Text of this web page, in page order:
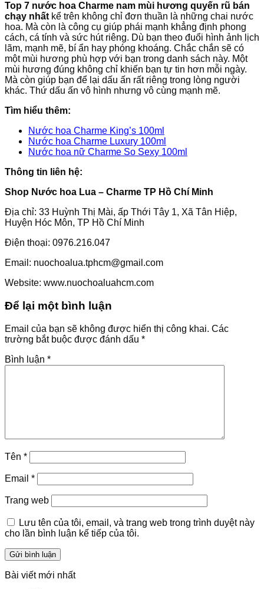
Top 7 nước hoa Charme nam mùi hương quyến rũ bán
chạy nhất kể trên không chỉ đơn thuần là những chai nước
hoa. Mà còn là công cụ giúp phái mạnh khẳng định phong
cách, cá tính và sức hút riêng. Dù bạn theo đuổi hình ảnh lịch
lãm, mạnh mẽ, bí ẩn hay phóng khoáng. Chắc chắn sẽ có
một mùi hương phù hợp với bạn trong danh sách này. Một
mùi hương đúng không chỉ khiến bạn tự tin hơn mỗi ngày.
Mà còn giúp bạn để lại dấu ấn rất riêng trong lòng người
khác. Thứ dấu ấn vô hình nhưng vô cùng mạnh mẽ.
Tìm hiểu thêm:
Nước hoa Charme King’s 100ml
Nước hoa Charme Luxury 100ml
Nước hoa nữ Charme So Sexy 100ml
Thông tin liên hệ:
Shop Nước hoa Lua – Charme TP Hồ Chí Minh
Địa chỉ: 33 Huỳnh Thị Mài, ấp Thới Tây 1, Xã Tân Hiệp,
Huyện Hóc Môn, TP Hồ Chí Minh
Điện thoại: 0976.216.047
Email: nuochoalua.tphcm@gmail.com
Website: www.nuochoaluahcm.com
Để lại một bình luận
Email của bạn sẽ không được hiển thị công khai. Các
trường bắt buộc được đánh dấu *
Bình luận *
Tên *
Email *
Trang web
Lưu tên của tôi, email, và trang web trong trình duyệt này
cho lần bình luận kế tiếp của tôi.
Bài viết mới nhất